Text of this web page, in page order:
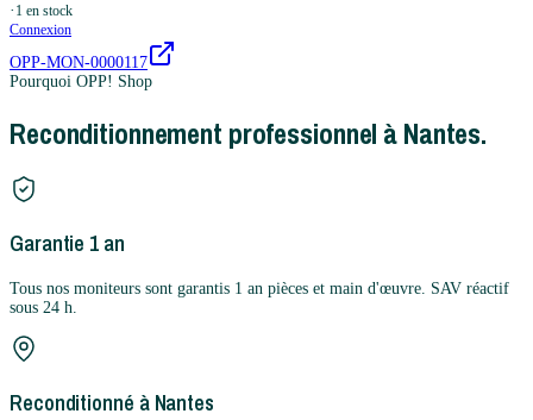
· 1 en stock
Connexion
OPP-MON-0000117
Pourquoi OPP! Shop
Reconditionnement professionnel à Nantes.
Garantie 1 an
Tous nos moniteurs sont garantis 1 an pièces et main d'œuvre. SAV réactif
sous 24 h.
Reconditionné à Nantes